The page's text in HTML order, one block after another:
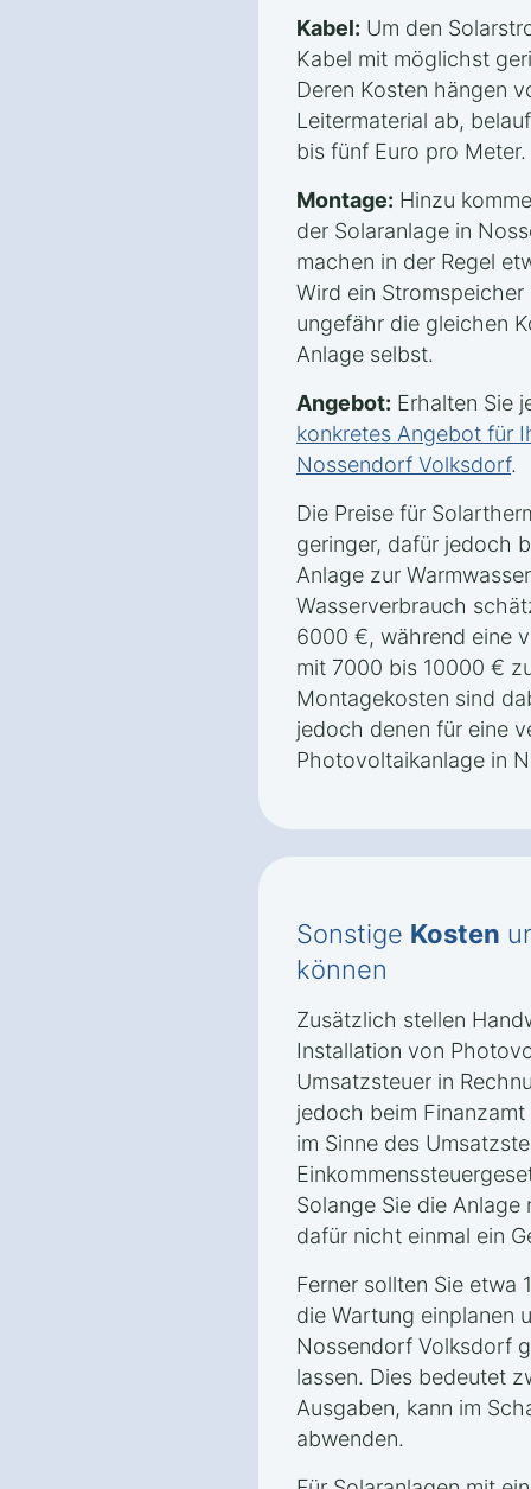
Kabel: Um den
Kabel mit möglichst
Deren Kosten hängen
Leitermaterial ab,
bis fünf Euro pro Meter.
Montage: Hinzu
der Solaranlage in
machen in der Regel
Wird ein
ungefähr die gleichen
Anlage selbst.
Angebot: Erhalten Sie
konkretes Angebot für
Nossendorf Volksdorf.
Die Preise für
geringer, dafür jedoch
Anlage zur
Wasserverbrauch
6000 €, während eine
mit 7000 bis 10000 €
Montagekosten sind
jedoch denen für eine
Photovoltaikanlage in
Sonstige Kosten
können
Zusätzlich stellen
Installation von
Umsatzsteuer in
jedoch beim
im Sinne des
Solange Sie die
dafür nicht einmal ein
Ferner sollten Sie etwa
die Wartung einplanen
Nossendorf Volksdorf
lassen. Dies bedeutet
Ausgaben, kann im
abwenden.